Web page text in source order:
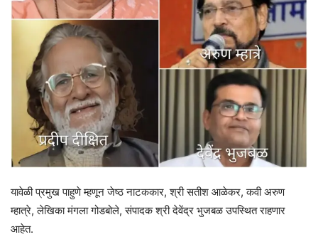
यावेळी प्रमुख पाहुणे म्हणून जेष्ठ नाटककार, श्री सतीश आळेकर, कवी अरुण
म्हात्रे, लेखिका मंगला गोडबोले, संपादक श्री देवेंद्र भुजबळ उपस्थित राहणार
आहेत.